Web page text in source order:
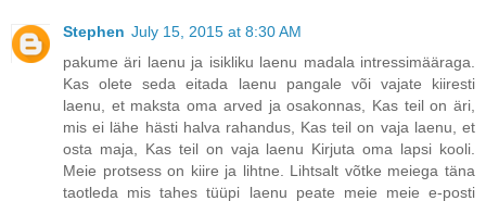
Stephen July 15, 2015 at 8:30 AM
pakume äri laenu ja isikliku laenu madala intressimääraga.
Kas olete seda eitada laenu pangale või vajate kiiresti
laenu, et maksta oma arved ja osakonnas, Kas teil on äri,
mis ei lähe hästi halva rahandus, Kas teil on vaja laenu, et
osta maja, Kas teil on vaja laenu Kirjuta oma lapsi kooli.
Meie protsess on kiire ja lihtne. Lihtsalt võtke meiega täna
taotleda mis tahes tüüpi laenu peate meie meie e-posti